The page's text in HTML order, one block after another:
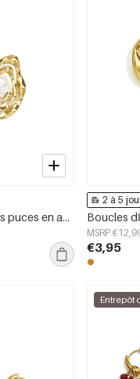
Boucles d&#39;oreilles puces en acier inoxydable, forme irrégulière, collection Simple Daily Simple, bijoux pour femmes
2 à 5
MSRP
€3,95
Entrepôt